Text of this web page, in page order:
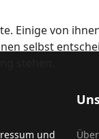
und
Einige von
selbst